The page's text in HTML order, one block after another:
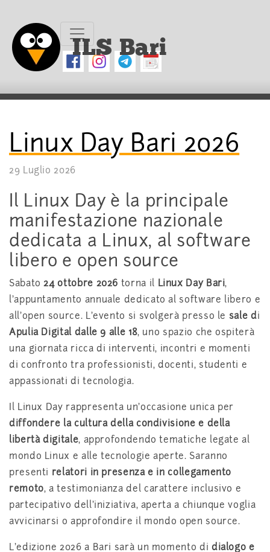
ILS Bari
Linux Day Bari 2026
29 Luglio 2026
Il Linux Day è la principale
manifestazione nazionale
dedicata a Linux, al software
libero e open source
Sabato24 ottobre 2026 torna il Linux Day Bari,
l’appuntamento annuale dedicato al software libero e
all’open source. L’evento si svolgerà presso le sale di
Apulia Digital dalle 9 alle 18, uno spazio che ospiterà
una giornata ricca di interventi, incontri e momenti
di confronto tra professionisti, docenti, studenti e
appassionati di tecnologia.
Il Linux Day rappresenta un’occasione unica per
diffondere la cultura della condivisione e della
libertà digitale, approfondendo tematiche legate al
mondo Linux e alle tecnologie aperte. Saranno
presenti relatori in presenza e in collegamento
remoto, a testimonianza del carattere inclusivo e
partecipativo dell’iniziativa, aperta a chiunque voglia
avvicinarsi o approfondire il mondo open source.
L’edizione 2026 a Bari sarà un momento di dialogo e